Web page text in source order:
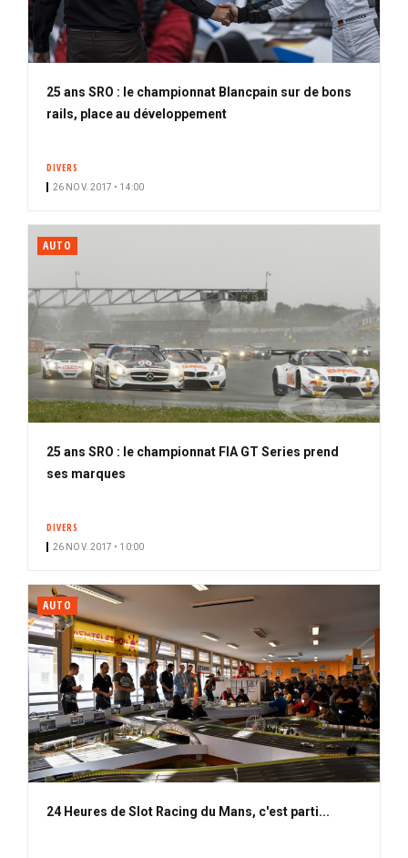
25 ans SRO : le championnat Blancpain sur de bons
rails, place au développement
DIVERS
26 NOV. 2017 • 14:00
AUTO
25 ans SRO : le championnat FIA GT Series prend
ses marques
DIVERS
26 NOV. 2017 • 10:00
AUTO
24 Heures de Slot Racing du Mans, c'est parti...